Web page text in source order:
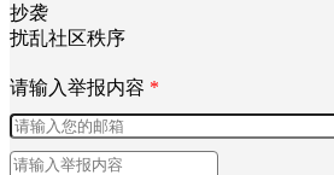
抄袭
扰乱社区秩序
请输入举报内容 *